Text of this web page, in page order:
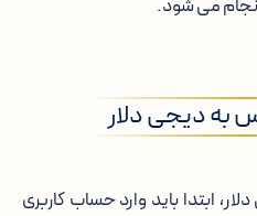
می شود.
به دیجی دلار
ابتدا باید وارد حساب کاربری